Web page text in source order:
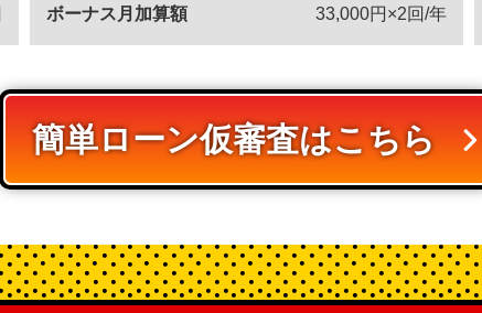
ボーナス月加算額 33,000円×2回/年
簡単ローン仮審査はこちら